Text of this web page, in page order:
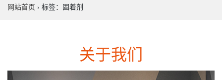
网站首页 › 标签：固着剂
关于我们